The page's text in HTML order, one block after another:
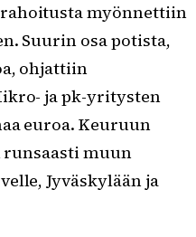
myönnettiin
Suurin osa potista,
ohjattiin
ja pk-yritysten
euroa. Keuruun
muun
Jyväskylään ja